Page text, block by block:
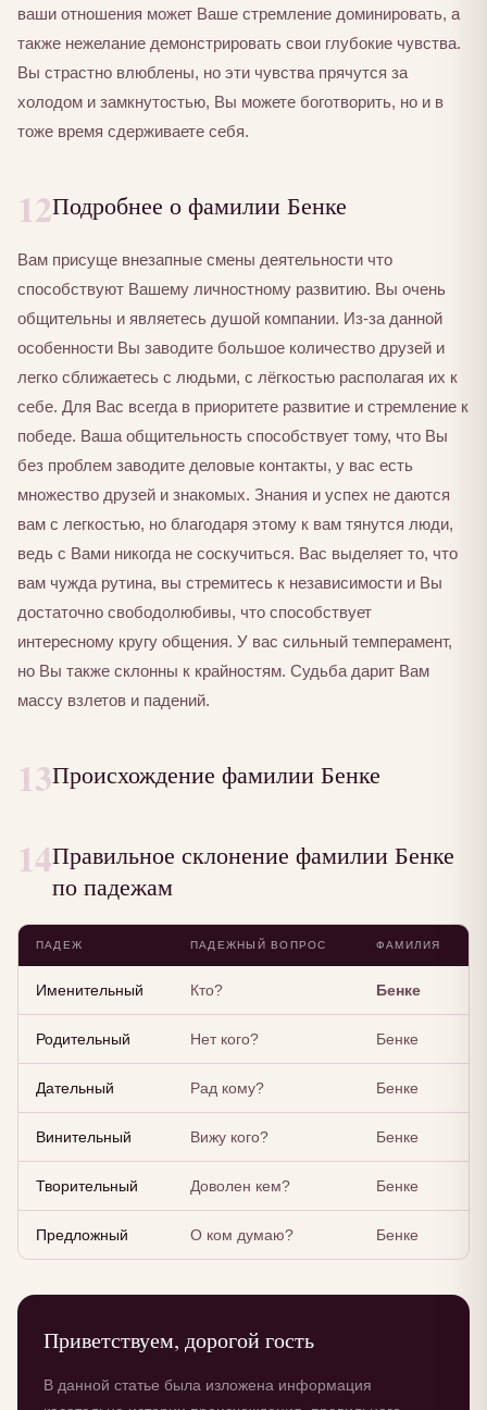
ваши отношения может Ваше стремление доминировать, а
также нежелание демонстрировать свои глубокие чувства.
Вы страстно влюблены, но эти чувства прячутся за
холодом и замкнутостью, Вы можете боготворить, но и в
тоже время сдерживаете себя.
12Подробнее о фамилии Бенке
Вам присуще внезапные смены деятельности что
способствуют Вашему личностному развитию. Вы очень
общительны и являетесь душой компании. Из-за данной
особенности Вы заводите большое количество друзей и
легко сближаетесь с людьми, с лёгкостью располагая их к
себе. Для Вас всегда в приоритете развитие и стремление к
победе. Ваша общительность способствует тому, что Вы
без проблем заводите деловые контакты, у вас есть
множество друзей и знакомых. Знания и успех не даются
вам с легкостью, но благодаря этому к вам тянутся люди,
ведь с Вами никогда не соскучиться. Вас выделяет то, что
вам чужда рутина, вы стремитесь к независимости и Вы
достаточно свободолюбивы, что способствует
интересному кругу общения. У вас сильный темперамент,
но Вы также склонны к крайностям. Судьба дарит Вам
массу взлетов и падений.
13Происхождение фамилии Бенке
14Правильное склонение фамилии Бенке
по падежам
ПАДЕЖ ПАДЕЖНЫЙ ВОПРОС ФАМИЛИЯ
Именительный Кто? Бенке
Родительный Нет кого? Бенке
Дательный Рад кому? Бенке
Винительный Вижу кого? Бенке
Творительный Доволен кем? Бенке
Предложный О ком думаю? Бенке
Приветствуем, дорогой гость
В данной статье была изложена информация